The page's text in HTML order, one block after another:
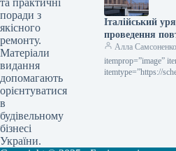
та практичні
поради з
якісного
ремонту.
Матеріали
видання
допомагають
орієнтуватися
в
будівельному
бізнесі
України.
експорт…
Італійський
проведення
конкурсу щодо
d’Italia
Алла Самсоненко
itemprop=”image”
itemtype=”https://